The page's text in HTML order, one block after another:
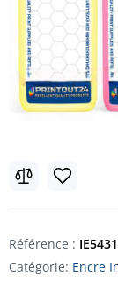
Référence :
Catégorie: Encre